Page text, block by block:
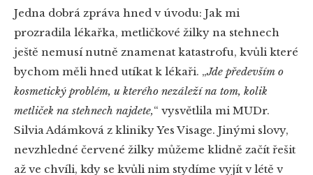
Jedna dobrá zpráva hned v úvodu: Jak mi
prozradila lékařka, metličkové žilky na stehnech
ještě nemusí nutně znamenat katastrofu, kvůli které
bychom měli hned utíkat k lékaři. „Jde především o
kosmetický problém, u kterého nezáleží na tom, kolik
metliček na stehnech najdete,“ vysvětlila mi MUDr.
Silvia Adámková z kliniky Yes Visage. Jinými slovy,
nevzhledné červené žilky můžeme klidně začít řešit
až ve chvíli, kdy se kvůli nim stydíme vyjít v létě v